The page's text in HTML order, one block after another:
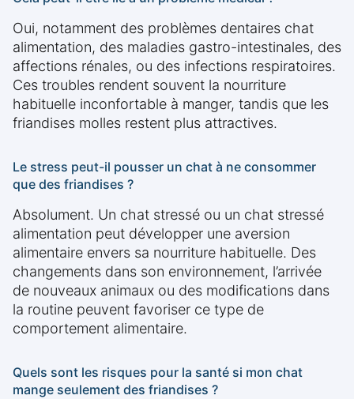
Oui, notamment des problèmes dentaires chat
alimentation, des maladies gastro-intestinales, des
affections rénales, ou des infections respiratoires.
Ces troubles rendent souvent la nourriture
habituelle inconfortable à manger, tandis que les
friandises molles restent plus attractives.
Le stress peut-il pousser un chat à ne consommer
que des friandises ?
Absolument. Un chat stressé ou un chat stressé
alimentation peut développer une aversion
alimentaire envers sa nourriture habituelle. Des
changements dans son environnement, l’arrivée
de nouveaux animaux ou des modifications dans
la routine peuvent favoriser ce type de
comportement alimentaire.
Quels sont les risques pour la santé si mon chat
mange seulement des friandises ?